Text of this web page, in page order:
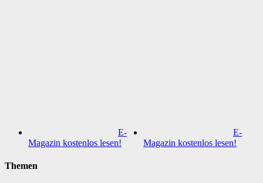
E-
Magazin kostenlos lesen!
E-
Magazin kostenlos lesen!
Themen